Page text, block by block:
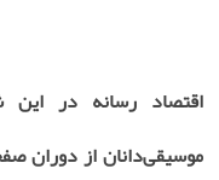
اقتصاد رسانه در این
موسیقی‌دانان از دوران